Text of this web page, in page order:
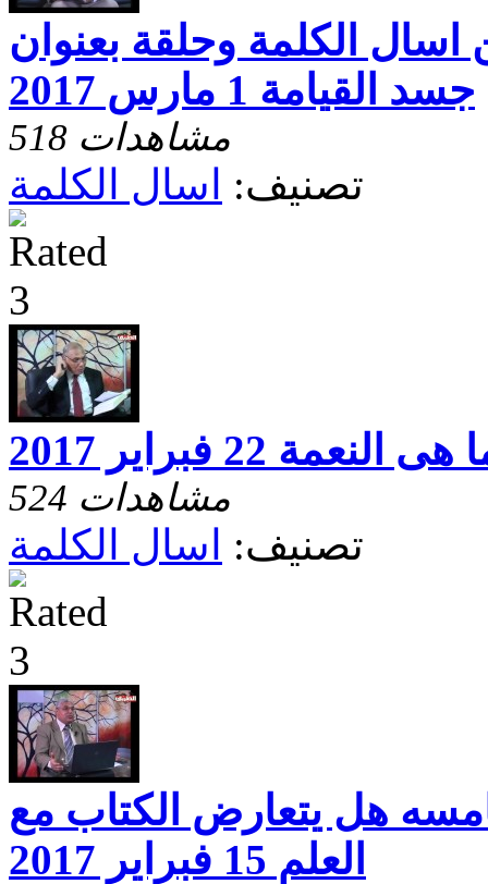
اسال الكلمة وحلقة بعنوان
جسد القيامة 1 مارس 2017
518 مشاهدات
تصنيف: اسال الكلمة
22 فبراير 2017
524 مشاهدات
تصنيف: اسال الكلمة
هل يتعارض الكتاب مع
العلم 15 فبراير 2017